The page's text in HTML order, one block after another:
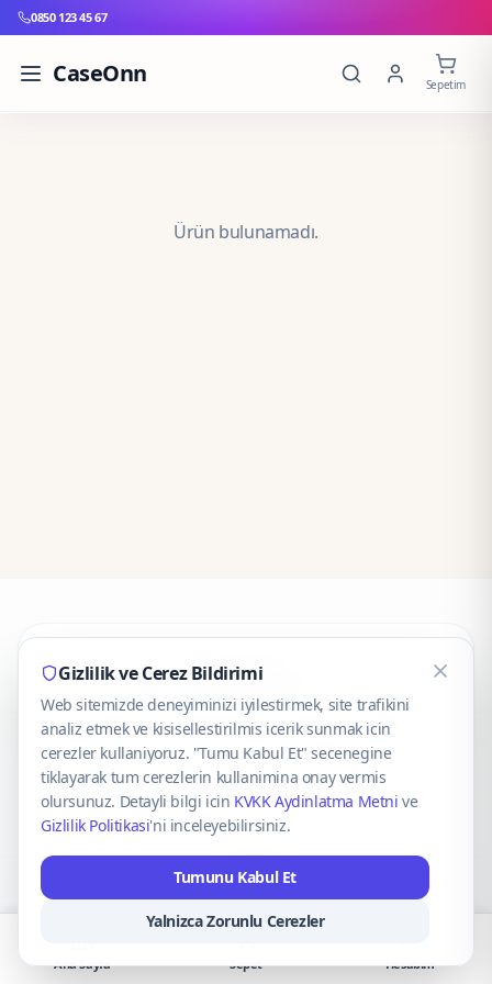
0850 123 45 67
CaseOnn Sepetim
Ürün bulunamadı.
CaseOnn
© 2025 CaseOnn. Tüm hakları saklıdır.
VISA Mastercard
Gizlilik ve Cerez Bildirimi
Web sitemizde deneyiminizi iyilestirmek, site trafikini
analiz etmek ve kisisellestirilmis icerik sunmak icin
cerezler kullaniyoruz. "Tumu Kabul Et" secenegine
tiklayarak tum cerezlerin kullanimina onay vermis
olursunuz. Detayli bilgi icin KVKK Aydinlatma Metni ve
Gizlilik Politikasi'ni inceleyebilirsiniz.
Tumunu Kabul Et
Yalnizca Zorunlu Cerezler
Ana Sayfa Sepet Hesabım